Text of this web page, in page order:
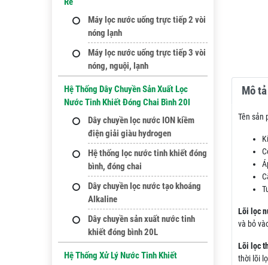
Mô
Tên sản
Lõi lọc
và bỏ
Lõi lọc
thời lõi
Máy lọc nước uống trực tiếp 2 vòi
nóng lạnh
Máy lọc nước uống trực tiếp 3 vòi
nóng, nguội, lạnh
Hệ Thống Dây Chuyền Sản Xuất Lọc
Nước Tinh Khiết Đóng Chai Bình 20l
Dây chuyền lọc nước ION kiềm
điện giải giàu hydrogen
Hệ thống lọc nước tinh khiết đóng
bình, đóng chai
Dây chuyền lọc nước tạo khoáng
Alkaline
Dây chuyền sản xuất nước tinh
khiết đóng bình 20L
Hệ Thống Xử Lý Nước Tinh Khiết